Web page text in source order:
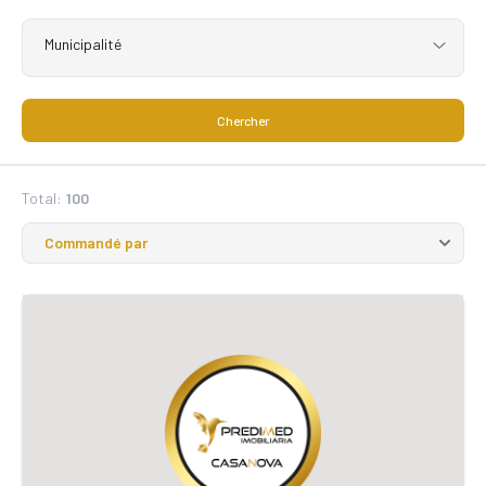
Municipalité
Chercher
Total: 100